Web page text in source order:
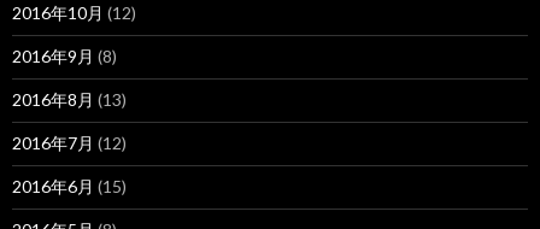
2016年10月 (12)
2016年9月 (8)
2016年8月 (13)
2016年7月 (12)
2016年6月 (15)